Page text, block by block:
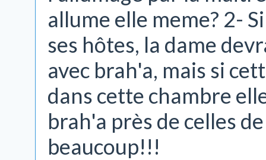
allume elle meme? 2-
ses hôtes, la dame
avec brah'a, mais si
dans cette chambre
brah'a près de celles
beaucoup!!!